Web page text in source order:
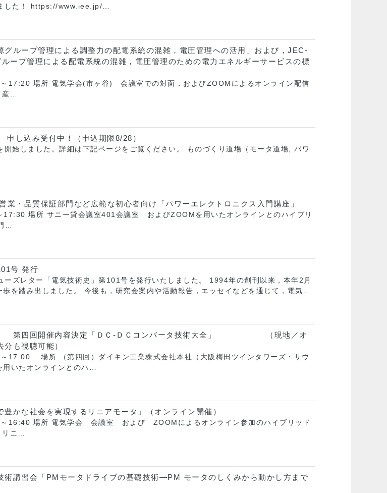
した！ https://www.iee.jp/…
ループ管理による調整力の配電系統の混雑，電圧管理への活用」および，JEC-
プ管理による配電系統の混雑，電圧管理のための電力エネルギーサービスの標
17:20 場所 電気学会(市ヶ谷) 会議室での対面，およびZOOMによるオンライン配信
…
し込み受付中！（申込期限8/28）
始しました。詳細は下記ページをご覧ください。 ものづくり道場（モータ道場, パワ
・品質保証部門など広範な初心者向け「パワーエレクトロニクス入門講座」
場所 サニー貸会議室401会議室 およびZOOMを用いたオンラインとのハイブリ
…
号 発行
ーズレター「電気技術史」第101号を発行いたしました。 1994年の創刊以来，本年2月
を踏み出しました。 今後も，研究会案内や活動報告，エッセイなどを通じて，電気…
） 第四回開催内容決定「ＤＣ-ＤＣコンバータ技術大全」 （現地／オ
も視聴可能）
17:00 場所 （第四回）ダイキン工業株式会社本社（大阪梅田ツインタワーズ・サウ
いたオンラインとのハ…
かな社会を実現するリニアモータ」（オンライン開催）
16:40 場所 電気学会 会議室 および ZOOMによるオンライン参加のハイブリッド
ニ…
講習会「PMモータドライブの基礎技術―PM モータのしくみから動かし方まで